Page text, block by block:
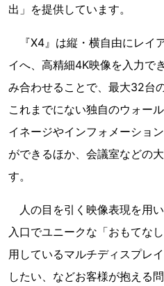
出」を提供しています。
『X4』は縦・横自由にレイ
イへ、高精細4K映像を入力で
み合わせることで、最大32台
これまでにない独自のウォー
イネージやインフォメーショ
ができるほか、会議室などの
す。
人の目を引く映像表現を用
入口でユニークな「おもてな
用しているマルチディスプレ
したい、などお客様が抱える